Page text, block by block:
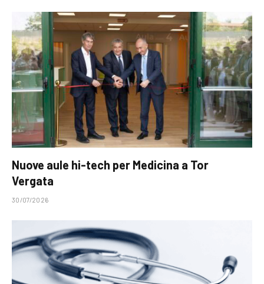
Nuove aule hi-tech per Medicina a Tor
Vergata
30/07/2026